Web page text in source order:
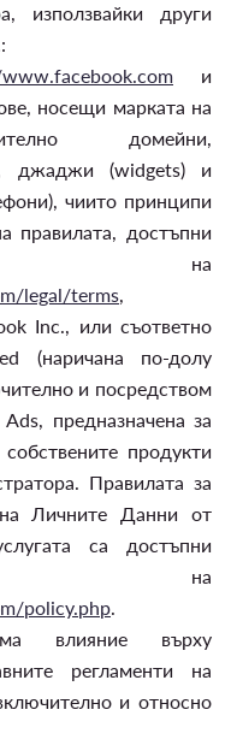
използвайки други
и
носещи марката на
домейни,
джаджи (widgets) и
чиито принципи
правилата, достъпни
на
legal/terms,
Inc., или съответно
(наричана по-долу
и посредством
предназначена за
продукти
Правилата за
Личните Данни от
са достъпни
на
policy.php.
влияние върху
регламенти на
и относно